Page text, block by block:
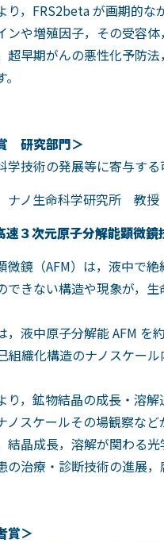
り，FRS2beta が画期的な
ンや増殖因子，その受容
超早期がんの悪性化予防
研究部門＞
学技術の発展等に寄与す
ノ生命科学研究所 教授
３次元原子分解能顕微鏡
鏡（AFM）は，液中で
できない構造や現象が，
液中原子分解能 AFM を
組織化構造のナノスケー
り，鉱物結晶の成長・溶
ノスケールその場観察な
結晶成長，溶解が関わる
の治療・診断技術の進展
賞＞